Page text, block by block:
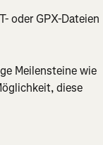
oder GPX-Dateien
Meilensteine wie
diese